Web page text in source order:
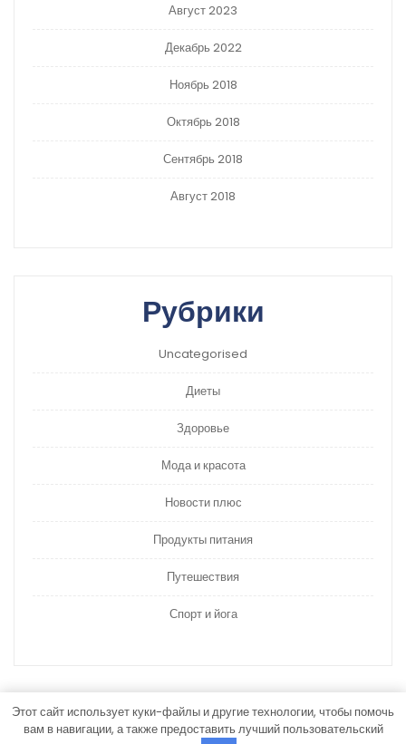
Август 2023
Декабрь 2022
Ноябрь 2018
Октябрь 2018
Сентябрь 2018
Август 2018
Рубрики
Uncategorised
Диеты
Здоровье
Мода и красота
Новости плюс
Продукты питания
Путешествия
Спорт и йога
Тема WordPress Медицина и здравоохранениеот
Этот сайт использует куки-файлы и другие технологии, чтобы помочь
вам в навигации, а также предоставить лучший пользовательский